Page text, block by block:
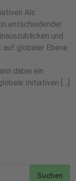
Als
entscheidender
und
auf globaler Ebene
dabei ein
Initiativen […]
Suchen